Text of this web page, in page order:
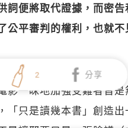
詞便將取代證據，而密告
公平審判的權利，也就
影一昧地加強受難者皆是
「只是讀幾本書」創造出
2 分享